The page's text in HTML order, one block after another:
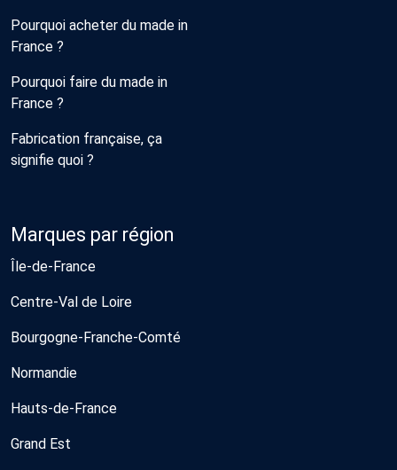
Pourquoi acheter du made in
France ?
Pourquoi faire du made in
France ?
Fabrication française, ça
signifie quoi ?
Marques par région
Île-de-France
Centre-Val de Loire
Bourgogne-Franche-Comté
Normandie
Hauts-de-France
Grand Est